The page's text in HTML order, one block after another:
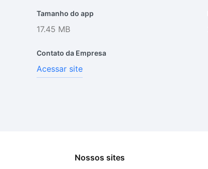
Tamanho do app
17.45 MB
Contato da Empresa
Acessar site
Nossos sites